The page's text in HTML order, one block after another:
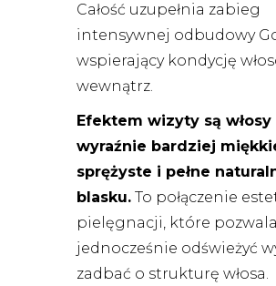
Całość uzupełnia zabieg
intensywnej odbudowy
wspierający kondycję
wewnątrz.
Efektem wizyty są włosy
wyraźnie bardziej
sprężyste i pełne
blasku. To połączenie
pielęgnacji, które pozwala
jednocześnie odświeżyć
zadbać o strukturę włosa.